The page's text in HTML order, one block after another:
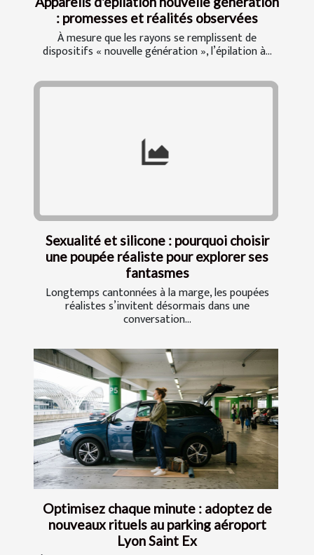
: promesses et réalités observées
À mesure que les rayons se remplissent de
dispositifs « nouvelle génération », l’épilation à...
Sexualité et silicone : pourquoi choisir
une poupée réaliste pour explorer ses
fantasmes
Longtemps cantonnées à la marge, les poupées
réalistes s’invitent désormais dans une
conversation...
Optimisez chaque minute : adoptez de
nouveaux rituels au parking aéroport
Lyon Saint Ex